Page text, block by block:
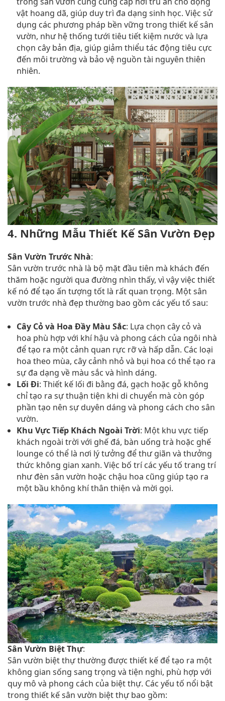
vật hoang dã, giúp duy trì đa dạng sinh học. Việc sử
dụng các phương pháp bền vững trong thiết kế sân
vườn, như hệ thống tưới tiêu tiết kiệm nước và lựa
chọn cây bản địa, giúp giảm thiểu tác động tiêu cực
đến môi trường và bảo vệ nguồn tài nguyên thiên
nhiên.
4. Những Mẫu Thiết Kế Sân Vườn Đẹp
Sân Vườn Trước Nhà:
Sân vườn trước nhà là bộ mặt đầu tiên mà khách đến
thăm hoặc người qua đường nhìn thấy, vì vậy việc thiết
kế nó để tạo ấn tượng tốt là rất quan trọng. Một sân
vườn trước nhà đẹp thường bao gồm các yếu tố sau:
Cây Cỏ và Hoa Đầy Màu Sắc: Lựa chọn cây cỏ và
hoa phù hợp với khí hậu và phong cách của ngôi nhà
để tạo ra một cảnh quan rực rỡ và hấp dẫn. Các loại
hoa theo mùa, cây cảnh nhỏ và bụi hoa có thể tạo ra
sự đa dạng về màu sắc và hình dáng.
Lối Đi: Thiết kế lối đi bằng đá, gạch hoặc gỗ không
chỉ tạo ra sự thuận tiện khi di chuyển mà còn góp
phần tạo nên sự duyên dáng và phong cách cho sân
vườn.
Khu Vực Tiếp Khách Ngoài Trời: Một khu vực tiếp
khách ngoài trời với ghế đá, bàn uống trà hoặc ghế
lounge có thể là nơi lý tưởng để thư giãn và thưởng
thức không gian xanh. Việc bố trí các yếu tố trang trí
như đèn sân vườn hoặc chậu hoa cũng giúp tạo ra
một bầu không khí thân thiện và mời gọi.
Sân Vườn Biệt Thự:
Sân vườn biệt thự thường được thiết kế để tạo ra một
không gian sống sang trọng và tiện nghi, phù hợp với
quy mô và phong cách của biệt thự. Các yếu tố nổi bật
trong thiết kế sân vườn biệt thự bao gồm: